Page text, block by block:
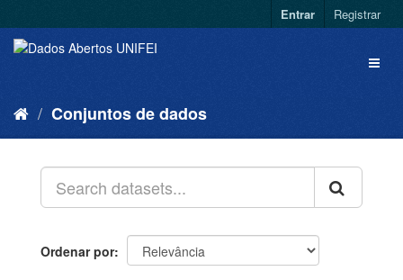
Entrar Registrar
Conjuntos de dados
Ordenar por